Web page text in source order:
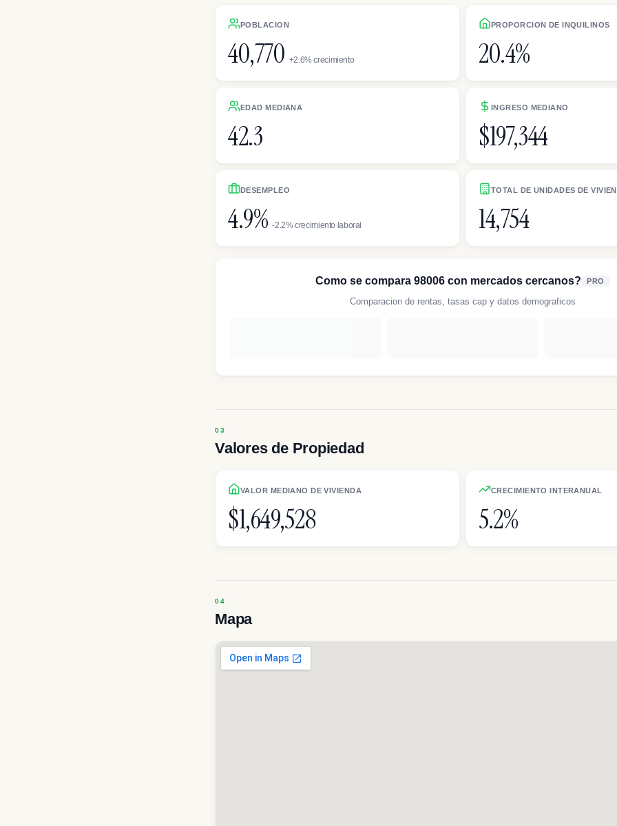
POBLACION
40,770 +2.6% crecimiento
PROPORCION DE INQUILINOS
20.4%
EDAD MEDIANA
42.3
INGRESO MEDIANO
$197,344
DESEMPLEO
4.9% -2.2% crecimiento laboral
TOTAL DE UNIDADES DE
14,754
Como se compara 98006 con mercados cercanos? PRO
Comparacion de rentas, tasas cap y datos demograficos
Valores de Propiedad
VALOR MEDIANO DE VIVIENDA
$1,649,528
CRECIMIENTO INTERANUAL
5.2%
Mapa